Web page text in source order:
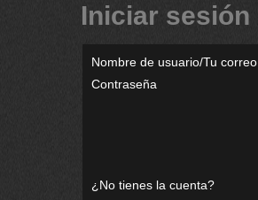
Iniciar sesión
Nombre de usuario/Tu correo
Contraseña
¿No tienes la cuenta?